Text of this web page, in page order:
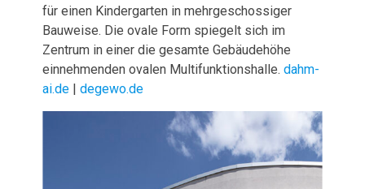
für einen Kindergarten in mehrgeschossiger
Bauweise. Die ovale Form spiegelt sich im
Zentrum in einer die gesamte Gebäudehöhe
einnehmenden ovalen Multifunktionshalle.dahm-
ai.de |degewo.de